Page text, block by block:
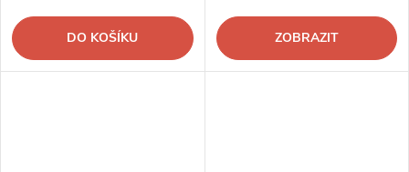
DO KOŠÍKU ZOBRAZIT